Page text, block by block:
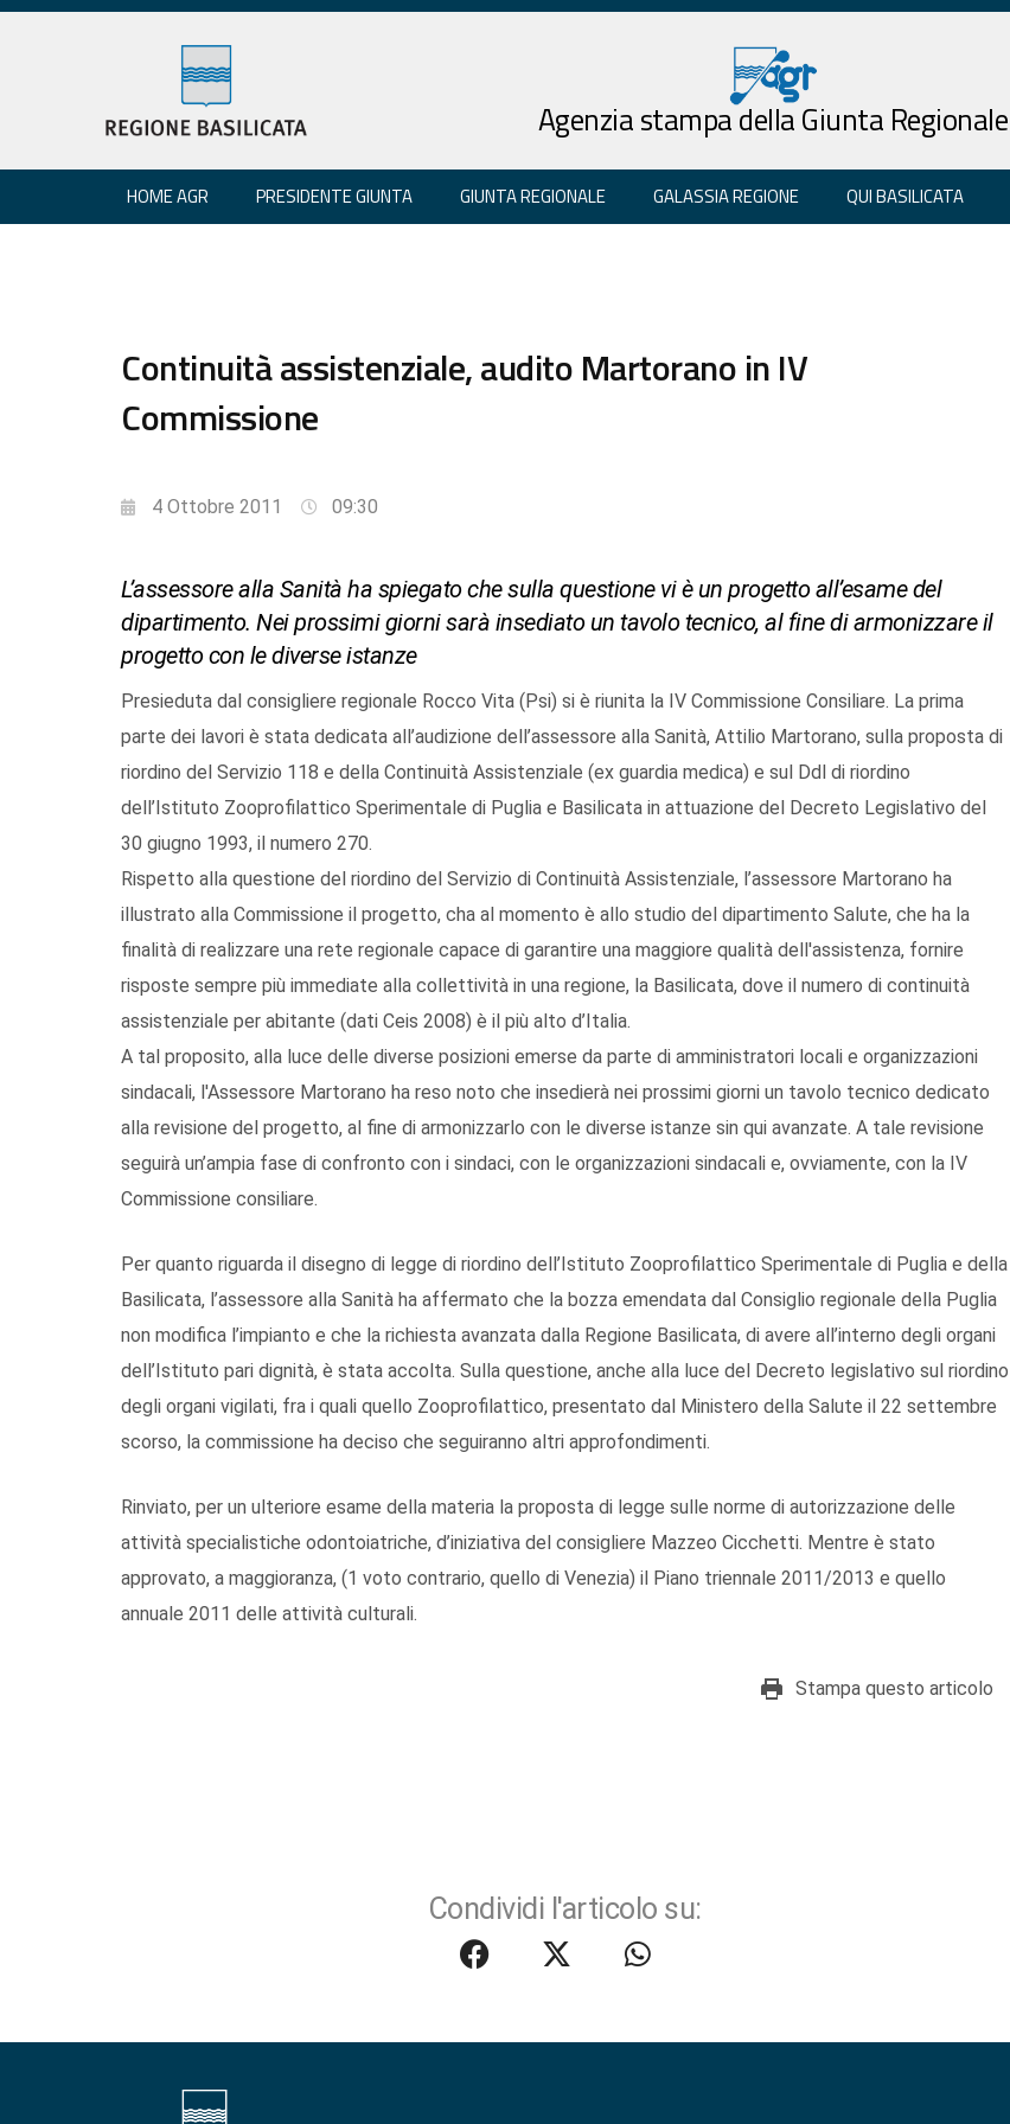
Agenzia stampa della Giunta Regionale
HOME AGR PRESIDENTE GIUNTA GIUNTA REGIONALE GALASSIA REGIONE QUI BASILICATA
Continuità assistenziale, audito Martorano in IV
Commissione
4 Ottobre 2011 09:30
L’assessore alla Sanità ha spiegato che sulla questione vi è un progetto all’esame del
dipartimento. Nei prossimi giorni sarà insediato un tavolo tecnico, al fine di armonizzare il
progetto con le diverse istanze
Presieduta dal consigliere regionale Rocco Vita (Psi) si è riunita la IV Commissione Consiliare. La prima
parte dei lavori è stata dedicata all’audizione dell’assessore alla Sanità, Attilio Martorano, sulla proposta di
riordino del Servizio 118 e della Continuità Assistenziale (ex guardia medica) e sul Ddl di riordino
dell’Istituto Zooprofilattico Sperimentale di Puglia e Basilicata in attuazione del Decreto Legislativo del
30 giugno 1993, il numero 270.
Rispetto alla questione del riordino del Servizio di Continuità Assistenziale, l’assessore Martorano ha
illustrato alla Commissione il progetto, cha al momento è allo studio del dipartimento Salute, che ha la
finalità di realizzare una rete regionale capace di garantire una maggiore qualità dell'assistenza, fornire
risposte sempre più immediate alla collettività in una regione, la Basilicata, dove il numero di continuità
assistenziale per abitante (dati Ceis 2008) è il più alto d’Italia.
A tal proposito, alla luce delle diverse posizioni emerse da parte di amministratori locali e organizzazioni
sindacali, l'Assessore Martorano ha reso noto che insedierà nei prossimi giorni un tavolo tecnico dedicato
alla revisione del progetto, al fine di armonizzarlo con le diverse istanze sin qui avanzate. A tale revisione
seguirà un’ampia fase di confronto con i sindaci, con le organizzazioni sindacali e, ovviamente, con la IV
Commissione consiliare.
Per quanto riguarda il disegno di legge di riordino dell’Istituto Zooprofilattico Sperimentale di Puglia e della
Basilicata, l’assessore alla Sanità ha affermato che la bozza emendata dal Consiglio regionale della Puglia
non modifica l’impianto e che la richiesta avanzata dalla Regione Basilicata, di avere all’interno degli organi
dell’Istituto pari dignità, è stata accolta. Sulla questione, anche alla luce del Decreto legislativo sul riordino
degli organi vigilati, fra i quali quello Zooprofilattico, presentato dal Ministero della Salute il 22 settembre
scorso, la commissione ha deciso che seguiranno altri approfondimenti.
Rinviato, per un ulteriore esame della materia la proposta di legge sulle norme di autorizzazione delle
attività specialistiche odontoiatriche, d’iniziativa del consigliere Mazzeo Cicchetti. Mentre è stato
approvato, a maggioranza, (1 voto contrario, quello di Venezia) il Piano triennale 2011/2013 e quello
annuale 2011 delle attività culturali.
Stampa questo articolo
Condividi l'articolo su: